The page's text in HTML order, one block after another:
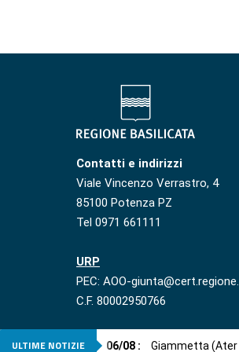
Contatti e indirizzi
Viale Vincenzo Verrastro, 4
85100 Potenza PZ
Tel 0971 661111
URP
PEC: AOO-
C.F. 80002950766
ULTIME NOTIZIE 06/08 : Giammetta